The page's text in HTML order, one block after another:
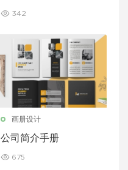
342
画册设计
公司简介手册
675